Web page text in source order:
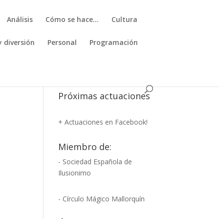
Análisis Cómo se hace… Cultura
diversión Personal Programación
Próximas actuaciones
+ Actuaciones en Facebook!
Miembro de:
- Sociedad Española de
Ilusionimo
- Círculo Mágico Mallorquín